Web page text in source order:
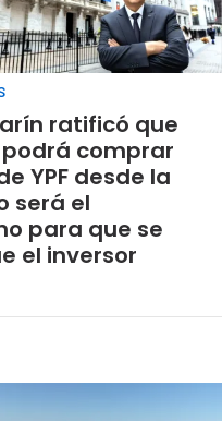
ratificó que
comprar
YPF desde la
será el
para que se
el inversor